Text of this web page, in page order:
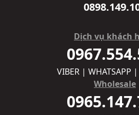
Dịch vụ khách
VIBER | WHATSAPP |
Wholesale